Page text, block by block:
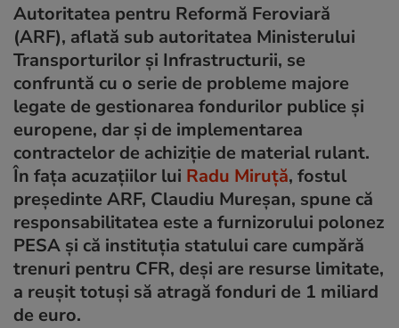
Autoritatea pentru Reformă Feroviară
(ARF), aflată sub autoritatea Ministerului
Transporturilor şi Infrastructurii, se
confruntă cu o serie de probleme majore
legate de gestionarea fondurilor publice şi
europene, dar şi de implementarea
contractelor de achiziţie de material rulant.
În fața acuzațiilor lui Radu Miruță, fostul
președinte ARF, Claudiu Mureșan, spune că
responsabilitatea este a furnizorului polonez
PESA și că instituția statului care cumpără
trenuri pentru CFR, deși are resurse limitate,
a reușit totuși să atragă fonduri de 1 miliard
de euro.